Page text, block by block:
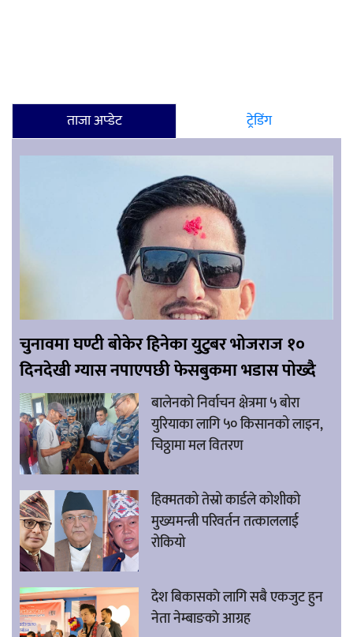
ताजा अप्डेट ट्रेडिंग
चुनावमा घण्टी बोकेर हिनेका युटुबर भोजराज १०
दिनदेखी ग्यास नपाएपछी फेसबुकमा भडास पोख्दै
बालेनको निर्वाचन क्षेत्रमा ५ बोरा
युरियाका लागि ५० किसानको लाइन,
चिठ्ठामा मल वितरण
हिक्मतको तेस्रो कार्डले कोशीको
मुख्यमन्त्री परिवर्तन तत्काललाई
रोकियो
देश बिकासकाे लागि सबै एकजुट हुन
नेता नेम्बाङकाे आग्रह